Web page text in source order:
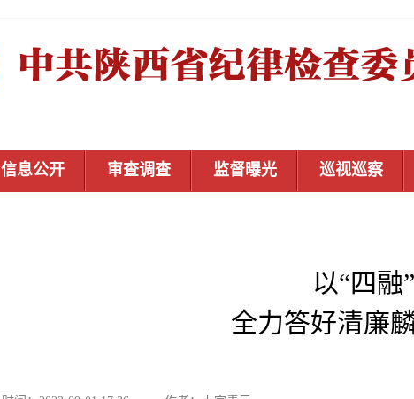
信息公开 审查调查 监督曝光 巡视巡察
以“四融
全力答好清廉